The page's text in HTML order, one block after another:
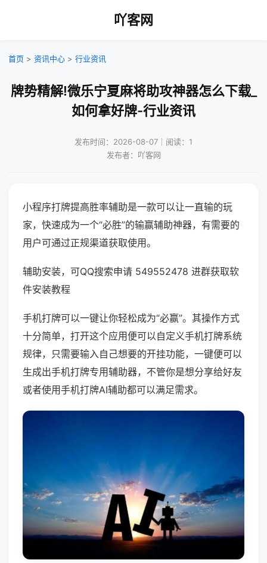
吖客网
首页 > 资讯中心 > 行业资讯
牌势精解!微乐宁夏麻将助攻神器怎么下载_
如何拿好牌-行业资讯
发布时间：2026-08-07｜阅读：1
发布者：吖客网
小程序打牌提高胜率辅助是一款可以让一直输的玩
家，快速成为一个“必胜”的输赢辅助神器，有需要的
用户可通过正规渠道获取使用。
辅助安装，可QQ搜索申请 549552478 进群获取软
件安装教程
手机打牌可以一键让你轻松成为“必赢”。其操作方式
十分简单，打开这个应用便可以自定义手机打牌系统
规律，只需要输入自己想要的开挂功能，一键便可以
生成出手机打牌专用辅助器，不管你是想分享给好友
或者使用手机打牌AI辅助都可以满足需求。